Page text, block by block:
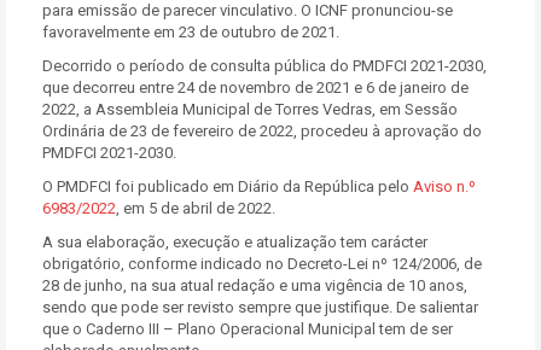
para emissão de parecer vinculativo. O ICNF pronunciou-se
favoravelmente em 23 de outubro de 2021.
Decorrido o período de consulta pública do PMDFCI 2021-2030,
que decorreu entre 24 de novembro de 2021 e 6 de janeiro de
2022, a Assembleia Municipal de Torres Vedras, em Sessão
Ordinária de 23 de fevereiro de 2022, procedeu à aprovação do
PMDFCI 2021-2030.
O PMDFCI foi publicado em Diário da República pelo Aviso n.º
6983/2022, em 5 de abril de 2022.
A sua elaboração, execução e atualização tem carácter
obrigatório, conforme indicado no Decreto-Lei nº 124/2006, de
28 de junho, na sua atual redação e uma vigência de 10 anos,
sendo que pode ser revisto sempre que justifique. De salientar
que o Caderno III – Plano Operacional Municipal tem de ser